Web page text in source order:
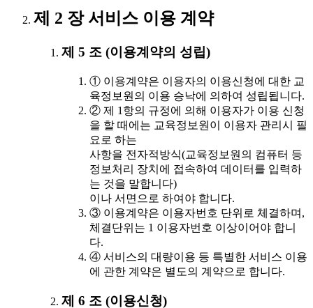
제 2 장 서비스 이용 계약
제 5 조 (이용계약의 성립)
① 이용계약은 이용자의 이용신청에 대한 교
육정보원의 이용 승낙에 의하여 성립됩니다.
② 제 1항의 규정에 의해 이용자가 이용 신청
을 할 때에는 교육정보원이 이용자 관리시 필
요로 하는
사항을 전자적방식(교육정보원의 컴퓨터 등
정보처리 장치에 접속하여 데이터를 입력하
는 것을 말합니다)
이나 서면으로 하여야 합니다.
③ 이용계약은 이용자번호 단위로 체결하며,
체결단위는 1 이용자번호 이상이어야 합니
다.
④ 서비스의 대량이용 등 특별한 서비스 이용
에 관한 계약은 별도의 계약으로 합니다.
제 6 조 (이용신청)